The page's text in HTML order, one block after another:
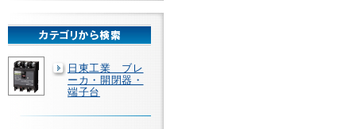
で
販
売
日東工業 ブレ
ーカ・開閉器・
端子台